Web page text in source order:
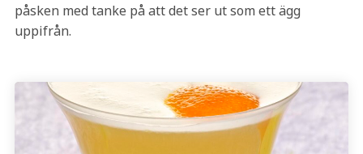
påsken med tanke på att det ser ut som ett ägg
uppifrån.